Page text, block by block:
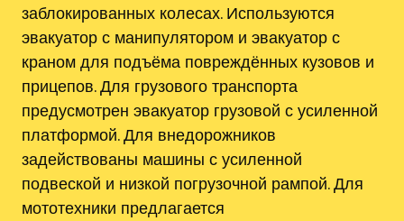
заблокированных колесах. Используются
эвакуатор с манипулятором и эвакуатор с
краном для подъёма повреждённых кузовов и
прицепов. Для грузового транспорта
предусмотрен эвакуатор грузовой с усиленной
платформой. Для внедорожников
задействованы машины с усиленной
подвеской и низкой погрузочной рампой. Для
мототехники предлагается